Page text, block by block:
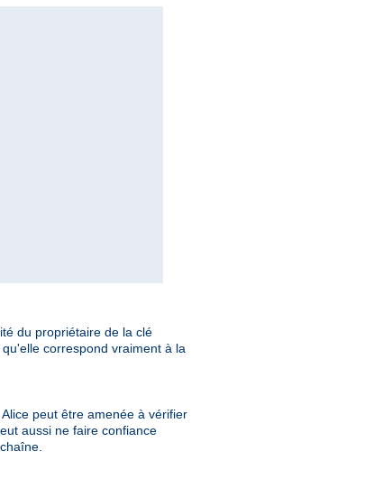
du propriétaire de la clé
correspond vraiment à la
peut être amenée à vérifier
aussi ne faire confiance